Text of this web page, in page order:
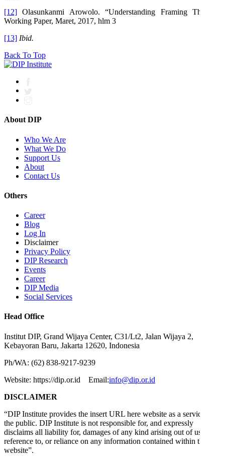
[12] Olasunkanmi Arowolo. “Understanding Framing Theory”,
Working Paper, Maret, 2017, hlm 3
[13] Ibid.
Back To Top
About DIP
Who We Are
What We Do
Support Us
About
Contact Us
Others
Career
Blog
Log In
Disclaimer
Privacy Policy
DIP Research
Events
Career
DIP Media
Social Services
Head Office
Institut DIP, Grand Wijaya Center, C31/Lt2, Jalan Wijaya 2,
Kebayoran Baru, Jakarta 12620, Indonesia
Ph/WA: (62) 838-9217-9239
Website: https://dip.or.id Email:info@dip.or.id
DISCLAIMER
“DIP Institute provides the insert URL here website as a service to
the public. DIP Institute is not responsible for, and expressly
disclaims all liability for, damages of any kind arising out of use,
reference to, or reliance on any information contained within this
website”.